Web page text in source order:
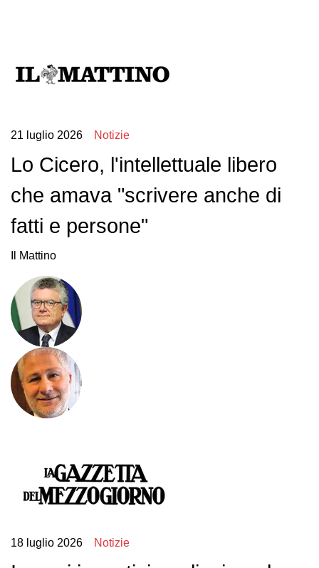
21 luglio 2026 Notizie
Lo Cicero, l'intellettuale libero
che amava "scrivere anche di
fatti e persone"
Il Mattino
18 luglio 2026 Notizie